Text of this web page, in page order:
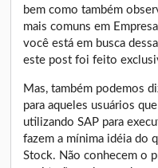
bem como também
mais comuns em
você está em busca
este post foi feito
Mas, também podemos
para aqueles usuários
utilizando SAP para
fazem a mínima idéia do
Stock. Não conhecem o